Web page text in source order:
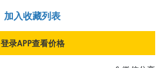
加入收藏列表
登录APP查看价格